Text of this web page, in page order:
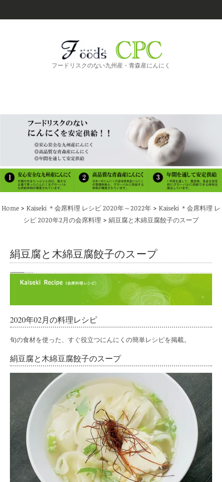
フードリスクのない九州産・青森産にんにく
Home > Kaiseki ＊会席料理 レシピ 2020年～2022年 > Kaiseki ＊会席料理 レ
シピ 2020年2月の会席料理 > 絹豆腐と木綿豆腐餃子のスープ
絹豆腐と木綿豆腐餃子のスープ
2020年02月の料理レシピ
旬の食材を使った、すぐ役立つにんにくの簡単レシピを掲載。
絹豆腐と木綿豆腐餃子のスープ